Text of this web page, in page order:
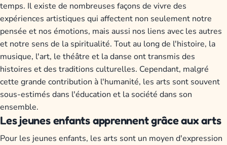
temps. Il existe de nombreuses façons de vivre des
expériences artistiques qui affectent non seulement notre
pensée et nos émotions, mais aussi nos liens avec les autres
et notre sens de la spiritualité. Tout au long de l'histoire, la
musique, l'art, le théâtre et la danse ont transmis des
histoires et des traditions culturelles. Cependant, malgré
cette grande contribution à l'humanité, les arts sont souvent
sous-estimés dans l'éducation et la société dans son
ensemble.
Les jeunes enfants apprennent grâce aux arts
Pour les jeunes enfants, les arts sont un moyen d'expression